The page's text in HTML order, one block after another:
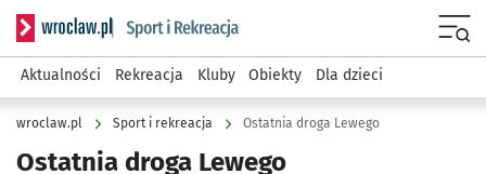
Serwis informacyjny wroclaw.pl podserwis: Sport i rekreacja
Aktualności Rekreacja Kluby Obiekty Dla dzieci
wroclaw.pl Sport i rekreacja Ostatnia droga Lewego
Ostatnia droga Lewego